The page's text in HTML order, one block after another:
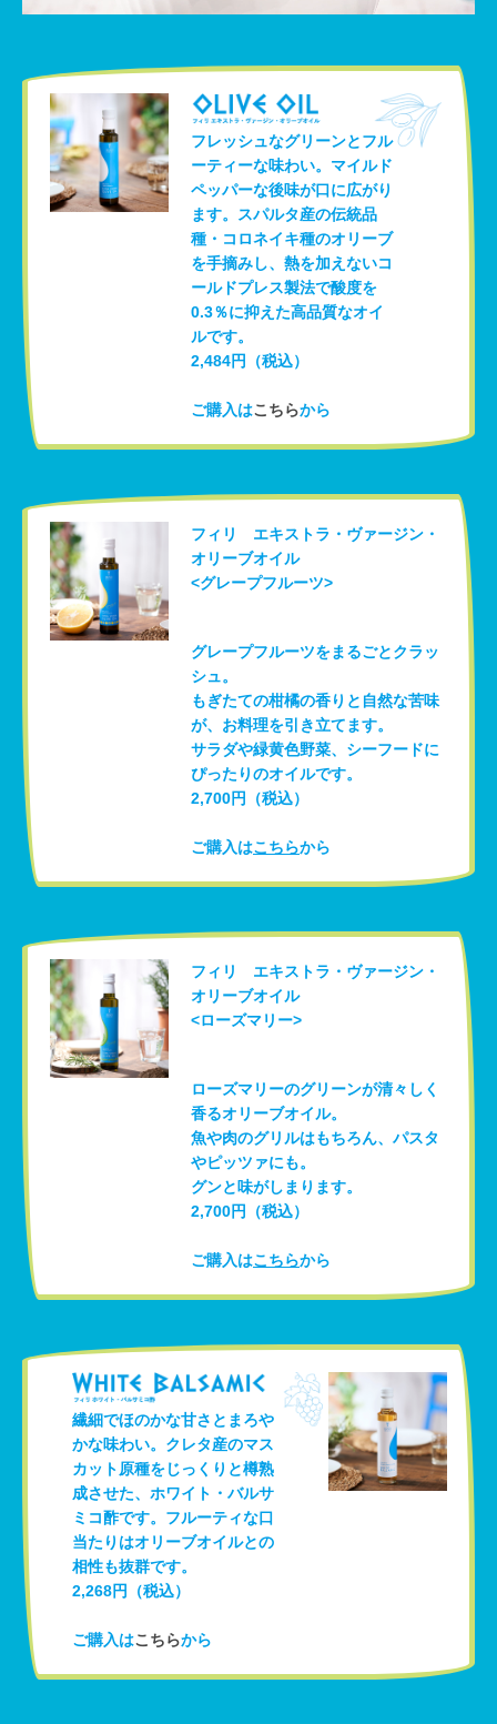
フレッシュなグリーンとフル
ーティーな味わい。マイルド
ペッパーな後味が口に広がり
ます。スパルタ産の伝統品
種・コロネイキ種のオリーブ
を手摘みし、熱を加えないコ
ールドプレス製法で酸度を
0.3％に抑えた高品質なオイ
ルです。
2,484円（税込）
ご購入はこちらから
フィリ エキストラ・ヴァージン・
オリーブオイル
<グレープフルーツ>
グレープフルーツをまるごとクラッ
シュ。
もぎたての柑橘の香りと自然な苦味
が、お料理を引き立てます。
サラダや緑黄色野菜、シーフードに
ぴったりのオイルです。
2,700円（税込）
ご購入はこちらから
フィリ エキストラ・ヴァージン・
オリーブオイル
<ローズマリー>
ローズマリーのグリーンが清々しく
香るオリーブオイル。
魚や肉のグリルはもちろん、パスタ
やピッツァにも。
グンと味がしまります。
2,700円（税込）
ご購入はこちらから
繊細でほのかな甘さとまろや
かな味わい。クレタ産のマス
カット原種をじっくりと樽熟
成させた、ホワイト・バルサ
ミコ酢です。フルーティな口
当たりはオリーブオイルとの
相性も抜群です。
2,268円（税込）
ご購入はこちらから